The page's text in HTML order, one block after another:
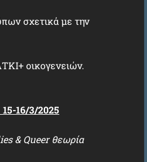
σχετικά με την
οικογενειών.
16/3/2025
& Queer θεωρία